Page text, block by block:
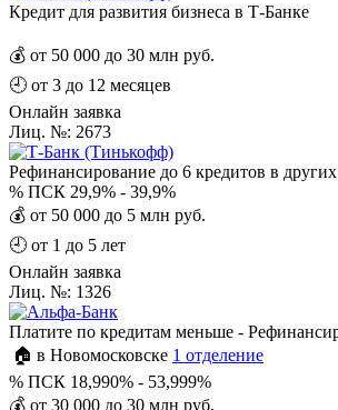
Кредит для развития бизнеса в Т-Банке
💰 от 50 000 до 30 млн руб.
🕘 от 3 до 12 месяцев
Онлайн заявка
Лиц. №: 2673
Рефинансирование до 6 кредитов в
% ПСК 29,9% - 39,9%
💰 от 50 000 до 5 млн руб.
🕘 от 1 до 5 лет
Онлайн заявка
Лиц. №: 1326
Платите по кредитам меньше -
🏠 в Новомосковске 1 отделение
% ПСК 18,990% - 53,999%
💰 от 30 000 до 30 млн руб.